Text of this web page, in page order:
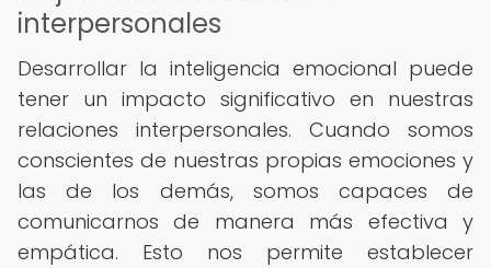
interpersonales
Desarrollar la inteligencia emocional puede
tener un impacto significativo en nuestras
relaciones interpersonales. Cuando somos
conscientes de nuestras propias emociones y
las de los demás, somos capaces de
comunicarnos de manera más efectiva y
empática. Esto nos permite establecer